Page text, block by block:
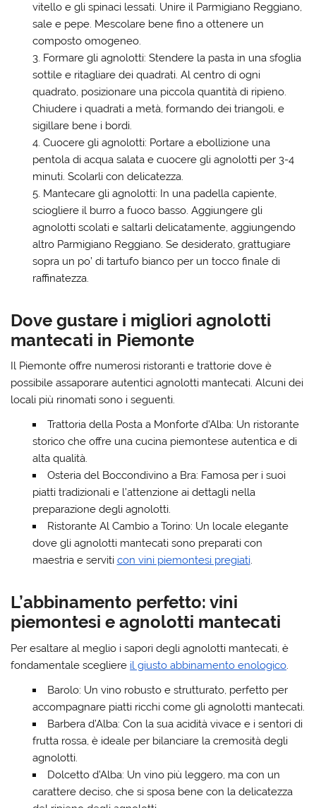
vitello e gli spinaci lessati. Unire il Parmigiano Reggiano,
sale e pepe. Mescolare bene fino a ottenere un
composto omogeneo.
Formare gli agnolotti: Stendere la pasta in una sfoglia
sottile e ritagliare dei quadrati. Al centro di ogni
quadrato, posizionare una piccola quantità di ripieno.
Chiudere i quadrati a metà, formando dei triangoli, e
sigillare bene i bordi.
Cuocere gli agnolotti: Portare a ebollizione una
pentola di acqua salata e cuocere gli agnolotti per 3-4
minuti. Scolarli con delicatezza.
Mantecare gli agnolotti: In una padella capiente,
sciogliere il burro a fuoco basso. Aggiungere gli
agnolotti scolati e saltarli delicatamente, aggiungendo
altro Parmigiano Reggiano. Se desiderato, grattugiare
sopra un po’ di tartufo bianco per un tocco finale di
raffinatezza.
Dove gustare i migliori agnolotti
mantecati in Piemonte
Il Piemonte offre numerosi ristoranti e trattorie dove è
possibile assaporare autentici agnolotti mantecati. Alcuni dei
locali più rinomati sono i seguenti.
Trattoria della Postaa Monforte d’Alba: Un ristorante
storico che offre una cucina piemontese autentica e di
alta qualità.
Osteria del Boccondivinoa Bra: Famosa per i suoi
piatti tradizionali e l’attenzione ai dettagli nella
preparazione degli agnolotti.
Ristorante Al Cambioa Torino: Un locale elegante
dove gli agnolotti mantecati sono preparati con
maestria e serviti con vini piemontesi pregiati.
L’abbinamento perfetto: vini
piemontesi e agnolotti mantecati
Per esaltare al meglio i sapori degli agnolotti mantecati, è
fondamentale scegliere il giusto abbinamento enologico
Barolo: Un vino robusto e strutturato, perfetto per
accompagnare piatti ricchi come gli agnolotti mantecati.
Barbera d’Alba: Con la sua acidità vivace e i sentori di
frutta rossa, è ideale per bilanciare la cremosità degli
agnolotti.
Dolcetto d’Alba: Un vino più leggero, ma con un
carattere deciso, che si sposa bene con la delicatezza